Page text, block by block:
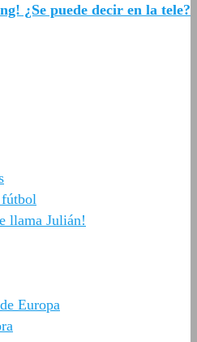
¿Se puede decir en la tele?
fútbol
llama Julián!
Europa